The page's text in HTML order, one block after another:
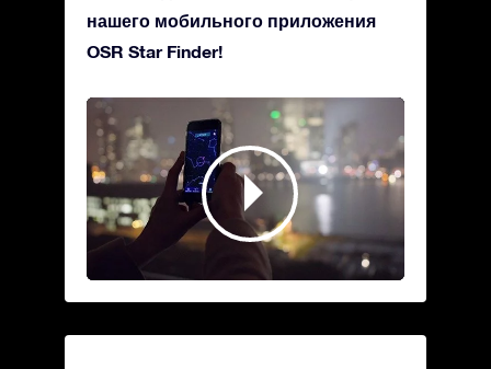
нашего мобильного приложения
OSR Star Finder!